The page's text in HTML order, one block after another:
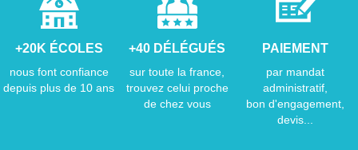
+20K ÉCOLES
nous font confiance
depuis plus de 10 ans
+40 DÉLÉGUÉS
sur toute la france,
trouvez celui proche
de chez vous
PAIEMENT
par mandat
administratif,
bon d'engagement,
devis...